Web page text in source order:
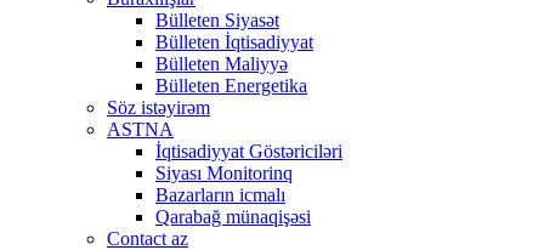
Bülleten Siyasət
Bülleten İqtisadiyyat
Bülleten Maliyyə
Bülleten Energetika
Söz istəyirəm
ASTNA
İqtisadiyyat Göstəriciləri
Siyası Monitorinq
Bazarların icmalı
Qarabağ münaqişəsi
Contact az